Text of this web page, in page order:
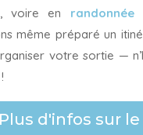
voire en randonnée
même préparé un
votre sortie —
Plus d'infos sur